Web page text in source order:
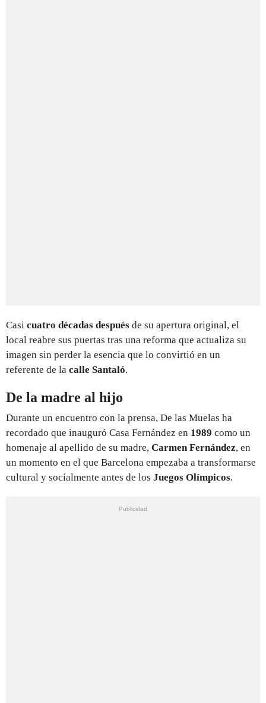
Casi cuatro décadas después de su apertura original, el
local reabre sus puertas tras una reforma que actualiza su
imagen sin perder la esencia que lo convirtió en un
referente de la calle Santaló.
De la madre al hijo
Durante un encuentro con la prensa, De las Muelas ha
recordado que inauguró Casa Fernández en 1989 como un
homenaje al apellido de su madre, Carmen Fernández, en
un momento en el que Barcelona empezaba a transformarse
cultural y socialmente antes de los Juegos Olímpicos.